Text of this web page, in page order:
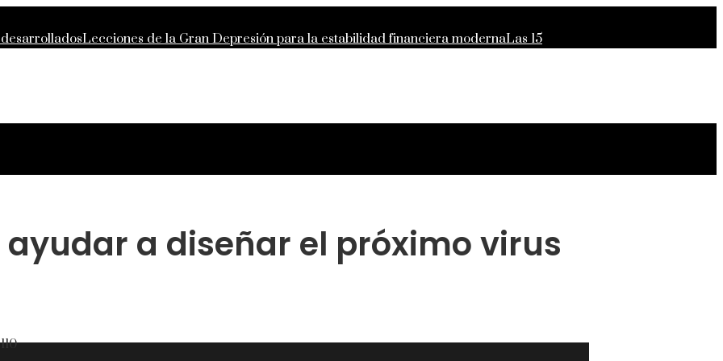
Lecciones de la Gran Depresión para la estabilidad financiera modernaLas 15
responsables en la RSE de Estados Unidos
a diseñar el próximo virus
110